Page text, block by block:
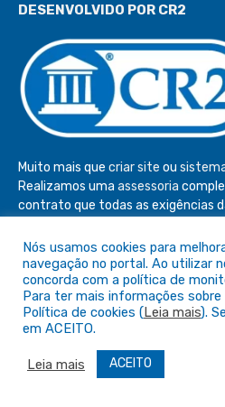
DESENVOLVIDO POR CR2
Muito mais que criar site ou
Realizamos uma assessoria
contrato que todas as exigências
Conheça oPNTPe oRadar da
Todos os direitos reservados a
Nós usamos cookies para
navegação no portal. Ao utilizar
concorda com a política de
Para ter mais informações
Política de cookies (Leia mais).
em ACEITO.
Leia mais ACEITO